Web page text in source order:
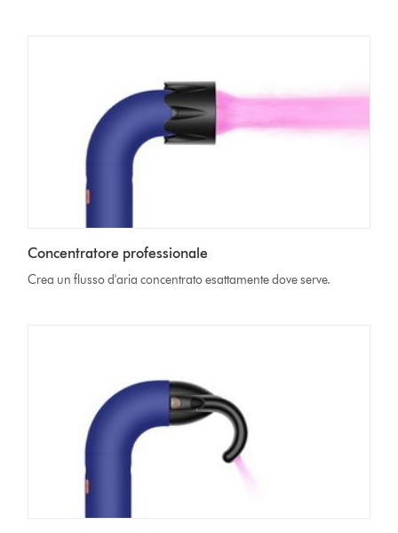
Concentratore professionale
Crea un flusso d'aria concentrato esattamente dove serve.